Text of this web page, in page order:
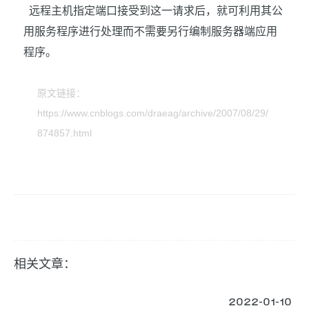
远程主机指定端口接受到这一请求后，就可利用其公
用服务程序进行处理而不需要另行编制服务器端应用
程序。
原文链接：
https://www.cnblogs.com/draeag/archive/2007/08/29/
874857.html
相关文章：
2022-01-10